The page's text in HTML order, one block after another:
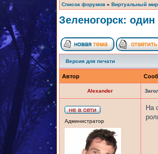
Список форумов » Виртуальный
Зеленогорск:
Версия для печати
Автор
Alexander
Администратор
На